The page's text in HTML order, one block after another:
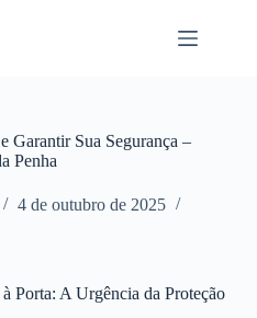
Garantir Sua Segurança –
Penha
4 de outubro de 2025
Porta: A Urgência da Proteção